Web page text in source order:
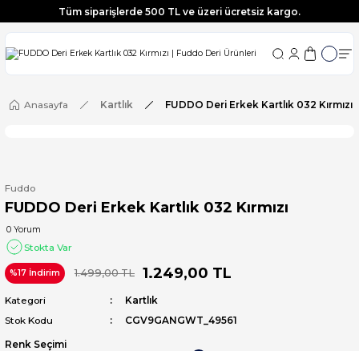
Tüm siparişlerde 500 TL ve üzeri ücretsiz kargo.
Tüm siparişlerde 500 TL ve üzeri ücretsiz kargo.
Tüm siparişlerde 500 TL ve üzeri ücretsiz kargo.
Tüm siparişlerde 500 TL ve üzeri ücretsiz kargo.
Anasayfa Kartlık FUDDO Deri Erkek Kartlık 032 Kırmızı
Fuddo
FUDDO Deri Erkek Kartlık 032 Kırmızı
0 Yorum
Stokta Var
%17 İndirim 1.499,00 TL 1.249,00 TL
Kategori
Kartlık
Stok Kodu
CGV9GANGWT_49561
Renk Seçimi